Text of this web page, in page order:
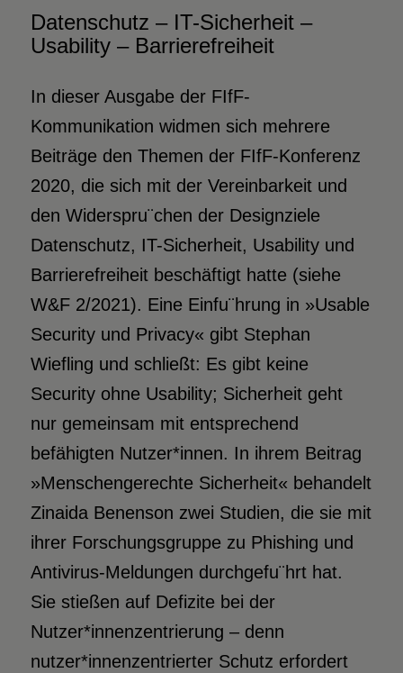
Datenschutz – IT-Sicherheit –
Usability – Barrierefreiheit
In dieser Ausgabe der FIfF-
Kommunikation widmen sich mehrere
Beiträge den Themen der FIfF-Konferenz
2020, die sich mit der Vereinbarkeit und
den Widerspru¨chen der Designziele
Datenschutz, IT-Sicherheit, Usability und
Barrierefreiheit beschäftigt hatte (siehe
W&F 2/2021). Eine Einfu¨hrung in »Usable
Security und Privacy« gibt Stephan
Wiefling und schließt: Es gibt keine
Security ohne Usability; Sicherheit geht
nur gemeinsam mit entsprechend
befähigten Nutzer*innen. In ihrem Beitrag
»Menschengerechte Sicherheit« behandelt
Zinaida Benenson zwei Studien, die sie mit
ihrer Forschungsgruppe zu Phishing und
Antivirus-Meldungen durchgefu¨hrt hat.
Sie stießen auf Defizite bei der
Nutzer*innenzentrierung – denn
nutzer*innenzentrierter Schutz erfordert